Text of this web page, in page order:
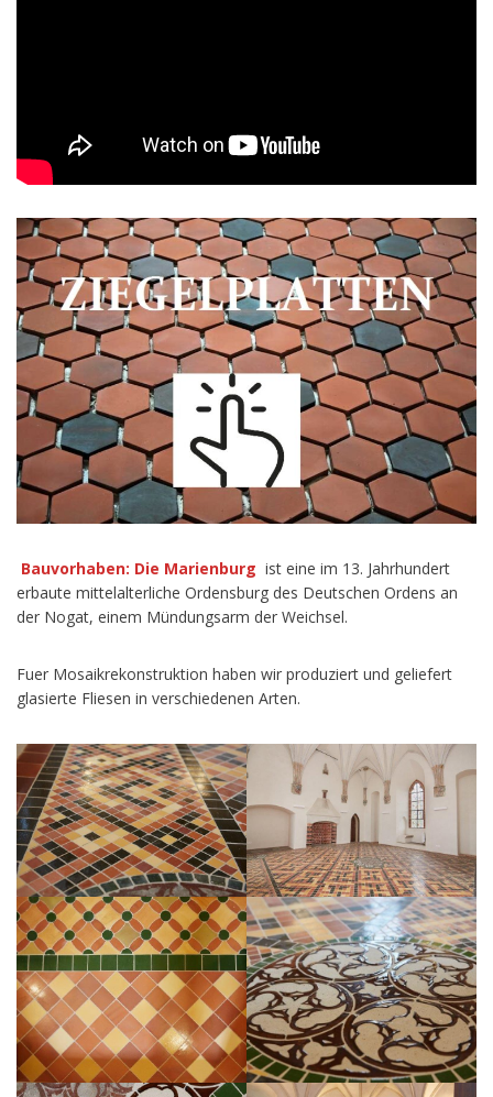
Bauvorhaben: Die Marienburg ist eine im 13. Jahrhundert
erbaute mittelalterliche Ordensburg des Deutschen Ordens an
der Nogat, einem Mündungsarm der Weichsel.
Fuer Mosaikrekonstruktion haben wir produziert und geliefert
glasierte Fliesen in verschiedenen Arten.